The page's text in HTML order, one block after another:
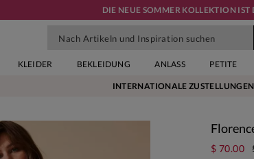
DIE NEUE SOMMER KOLLEKTION IST
KLEIDER BEKLEIDUNG ANLASS PETITE
INTERNATIONALE ZUSTELLUNGEN
$ 70.00